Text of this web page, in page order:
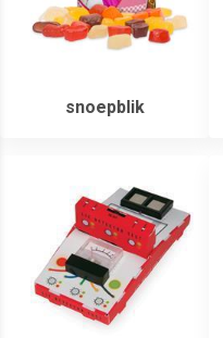
snoepblik